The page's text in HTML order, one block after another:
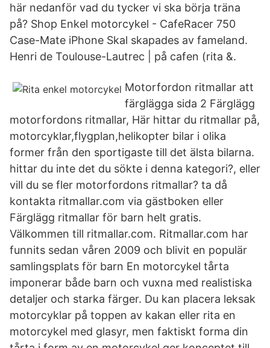
här nedanför vad du tycker vi ska börja träna
på? Shop Enkel motorcykel - CafeRacer 750
Case-Mate iPhone Skal skapades av fameland.
Henri de Toulouse-Lautrec | på cafen (rita &.
Motorfordon ritmallar att
färglägga sida 2 Färglägg
motorfordons ritmallar, Här hittar du ritmallar på,
motorcyklar,flygplan,helikopter bilar i olika
former från den sportigaste till det älsta bilarna.
hittar du inte det du sökte i denna kategori?, eller
vill du se fler motorfordons ritmallar? ta då
kontakta ritmallar.com via gästboken eller
Färglägg ritmallar för barn helt gratis.
Välkommen till ritmallar.com. Ritmallar.com har
funnits sedan våren 2009 och blivit en populär
samlingsplats för barn En motorcykel tårta
imponerar både barn och vuxna med realistiska
detaljer och starka färger. Du kan placera leksak
motorcyklar på toppen av kakan eller rita en
motorcykel med glasyr, men faktiskt forma din